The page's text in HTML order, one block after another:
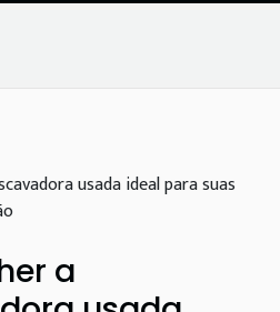
usada ideal para suas
a